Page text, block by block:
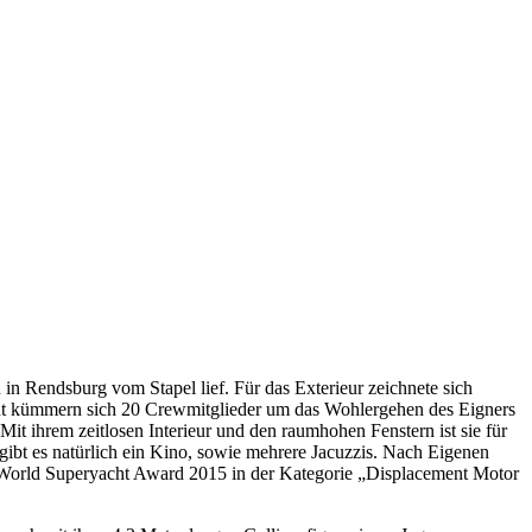
Rendsburg vom Stapel lief. Für das Exterieur zeichnete sich
sich 20 Crewmitglieder um das Wohlergehen des Eigners
ihrem zeitlosen Interieur und den raumhohen Fenstern ist sie für
es natürlich ein Kino, sowie mehrere Jacuzzis. Nach Eigenen
Superyacht Award 2015 in der Kategorie „Displacement Motor